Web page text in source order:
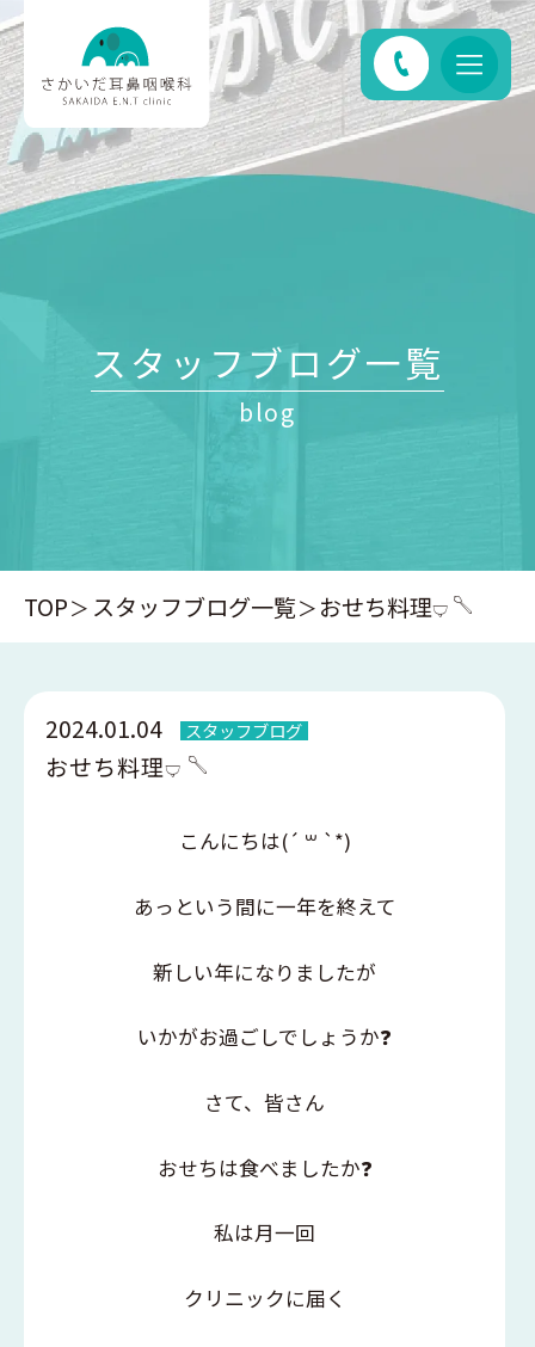
スタッフブログ一覧
blog
TOP スタッフブログ一覧 おせち料理‪𓂑 𓌈
2024.01.04 スタッフブログ
おせち料理‪𓂑 𓌈
こんにちは(´ ꒳ `*)
あっという間に一年を終えて
新しい年になりましたが
いかがお過ごしでしょうか❓
さて、皆さん
おせちは食べましたか❓
私は月一回
クリニックに届く